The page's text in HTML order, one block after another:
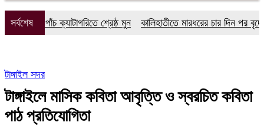
সর্বশেষপাঁচ ক্যাটাগরিতে শ্রেষ্ঠ মুন কালিহাতীতে মারধরের চার দিন পর
টাঙ্গাইল সদর
টাঙ্গাইলে মাসিক কবিতা আবৃত্তি ও স্বরচিত কবিতা
পাঠ প্রতিযোগিতা